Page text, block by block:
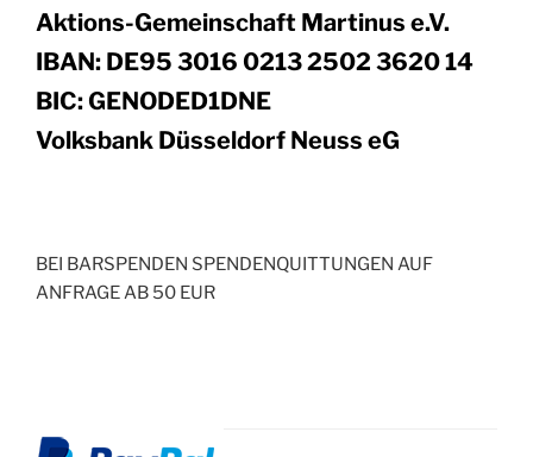
Aktions-Gemeinschaft Martinus e.V.
IBAN: DE95 3016 0213 2502 3620 14
BIC: GENODED1DNE
Volksbank Düsseldorf Neuss eG
BEI BARSPENDEN SPENDENQUITTUNGEN AUF
ANFRAGE AB 50 EUR